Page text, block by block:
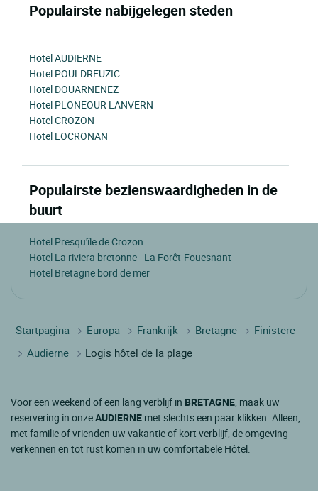
Populairste nabijgelegen steden
Hotel AUDIERNE
Hotel POULDREUZIC
Hotel DOUARNENEZ
Hotel PLONEOUR LANVERN
Hotel CROZON
Hotel LOCRONAN
Populairste bezienswaardigheden in de
buurt
Hotel Presqu'île de Crozon
Hotel La riviera bretonne - La Forêt-Fouesnant
Hotel Bretagne bord de mer
Startpagina Europa Frankrijk Bretagne
Finistere
Audierne
Logis hôtel de la plage
Voor een weekend of een lang verblijf in BRETAGNE, maak uw
reservering in onzeAUDIERNE met slechts een paar klikken. Alleen,
met familie of vrienden uw vakantie of kort verblijf, de omgeving
verkennen en tot rust komen in uw comfortabele Hôtel.